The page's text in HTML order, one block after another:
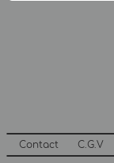
Contact C.G.V